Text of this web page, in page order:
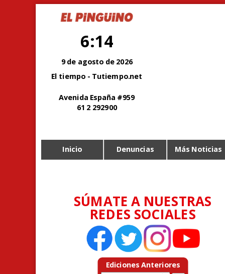
6:14
9 de agosto de 2026
El tiempo - Tutiempo.net
Avenida España #959
61 2 292900
Inicio Denuncias Más Noticias
SÚMATE A NUESTRAS
REDES SOCIALES
Ediciones Anteriores